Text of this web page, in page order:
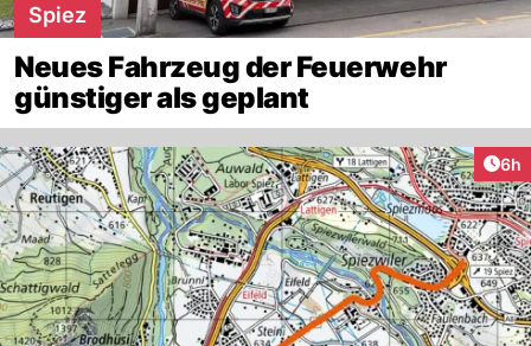
Spiez
Neues Fahrzeug der Feuerwehr
günstiger als geplant
6h